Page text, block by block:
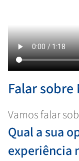
Falar
Vamos falar
Qual a sua
experiência